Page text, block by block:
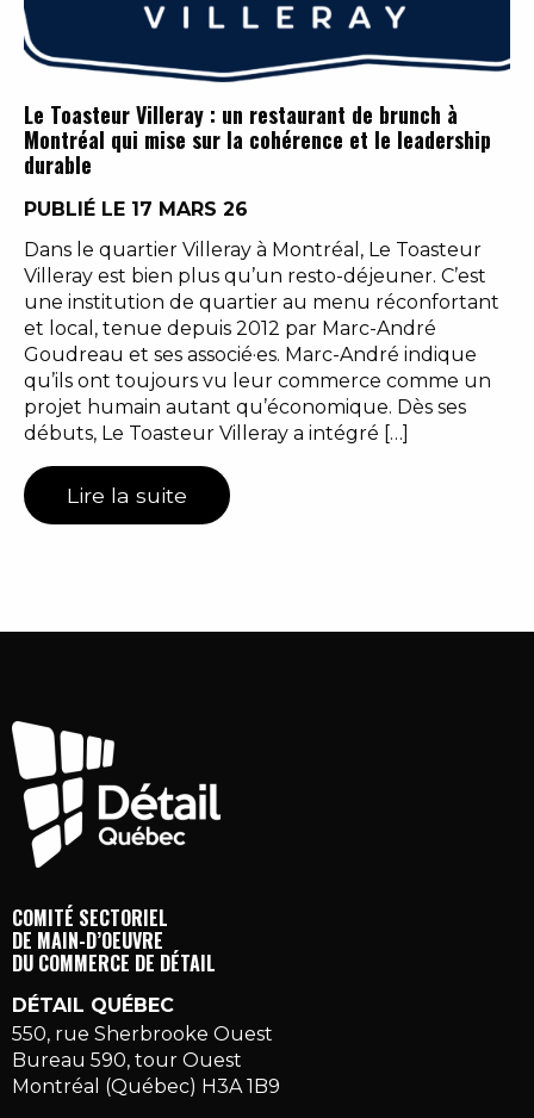
Le Toasteur Villeray : un restaurant de brunch à
Montréal qui mise sur la cohérence et le leadership
durable
PUBLIÉ LE 17 MARS 26
Dans le quartier Villeray à Montréal, Le Toasteur
Villeray est bien plus qu’un resto-déjeuner. C’est
une institution de quartier au menu réconfortant
et local, tenue depuis 2012 par Marc-André
Goudreau et ses associé·es. Marc-André indique
qu’ils ont toujours vu leur commerce comme un
projet humain autant qu’économique. Dès ses
débuts, Le Toasteur Villeray a intégré […]
Lire la suite
COMITÉ SECTORIEL
DE MAIN-D’OEUVRE
DU COMMERCE DE DÉTAIL
DÉTAIL QUÉBEC
550, rue Sherbrooke Ouest
Bureau 590, tour Ouest
Montréal (Québec) H3A 1B9